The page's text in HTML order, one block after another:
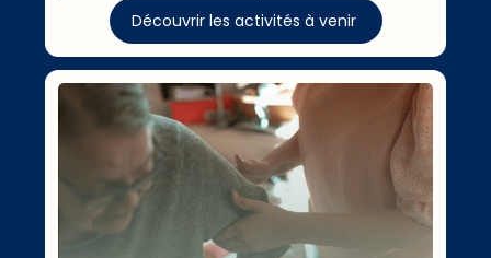
Découvrir les activités à venir